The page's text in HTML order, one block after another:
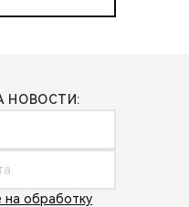
НОВОСТИ:
на обработку